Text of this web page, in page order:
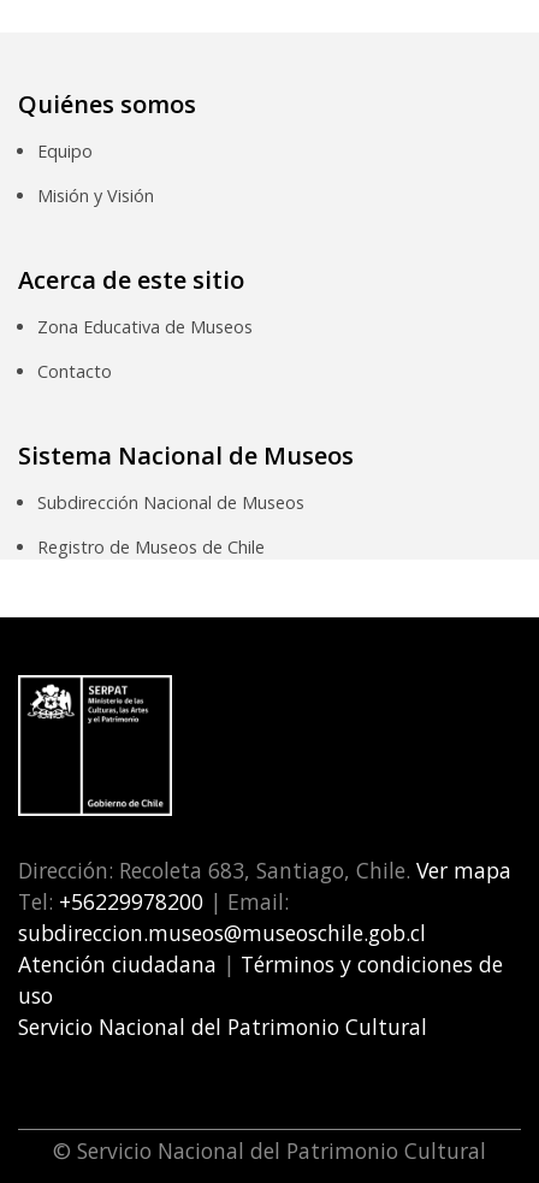
Quiénes somos
Equipo
Misión y Visión
Acerca de este sitio
Zona Educativa de Museos
Contacto
Sistema Nacional de Museos
Subdirección Nacional de Museos
Registro de Museos de Chile
Dirección: Recoleta 683, Santiago, Chile. Ver mapa
Tel: +56229978200 | Email:
subdireccion.museos@museoschile.gob.cl
Atención ciudadana | Términos y condiciones de
uso
Servicio Nacional del Patrimonio Cultural
© Servicio Nacional del Patrimonio Cultural